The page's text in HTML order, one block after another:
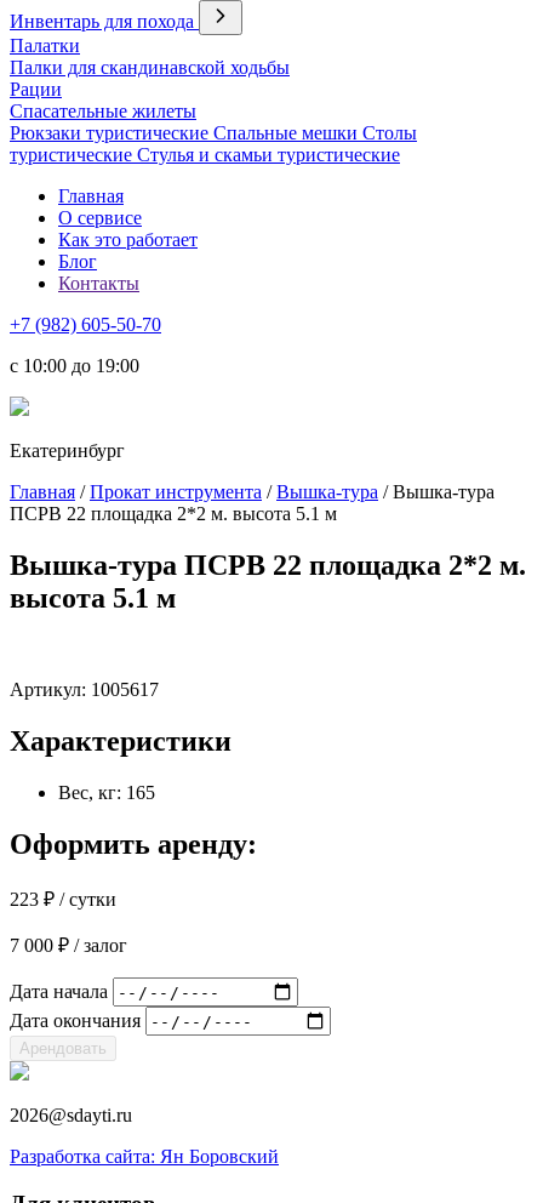
Инвентарь для похода
Палатки
Палки для скандинавской ходьбы
Рации
Спасательные жилеты
Рюкзаки туристические Спальные мешки Столы
туристические Стулья и скамьи туристические
Главная
О сервисе
Как это работает
Блог
Контакты
+7 (982) 605-50-70
c 10:00 до 19:00
Екатеринбург
Главная /Прокат инструмента /Вышка-тура / Вышка-тура
ПСРВ 22 площадка 2*2 м. высота 5.1 м
Вышка-тура ПСРВ 22 площадка 2*2 м.
высота 5.1 м
Артикул: 1005617
Характеристики
Вес, кг: 165
Оформить аренду:
223 ₽ / сутки
7 000 ₽ / залог
Дата начала
Дата окончания
Арендовать
2026@sdayti.ru
Разработка сайта: Ян Боровский